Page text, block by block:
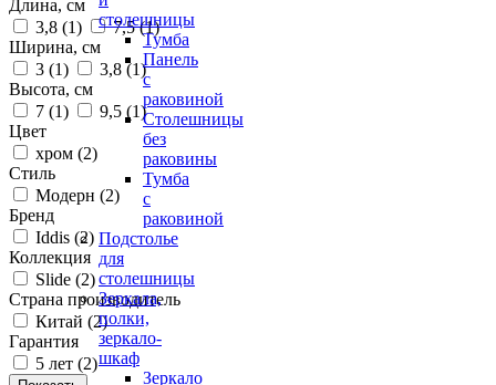
столешницы
Тумба
Панель
с
раковиной
Столешницы
без
раковины
Тумба
с
раковиной
Подстолье
для
столешницы
Зеркала,
полки,
зеркало-
шкаф
Зеркало
Длина, см
3,8 (1) 7,5 (1)
Ширина, см
3 (1) 3,8 (1)
Высота, см
7 (1) 9,5 (1)
Цвет
хром (2)
Стиль
Модерн (2)
Бренд
Iddis (2)
Коллекция
Slide (2)
Страна производитель
Китай (2)
Гарантия
5 лет (2)